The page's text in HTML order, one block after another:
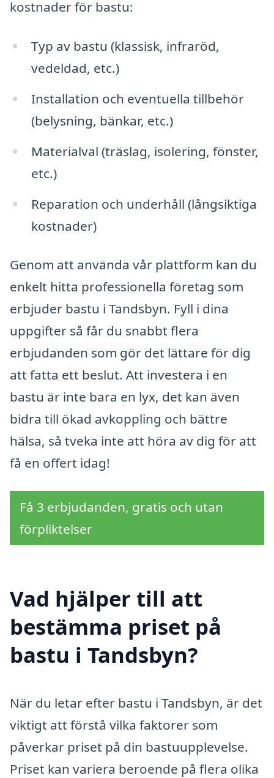
kostnader för bastu:
Typ av bastu (klassisk, infraröd,
vedeldad, etc.)
Installation och eventuella tillbehör
(belysning, bänkar, etc.)
Materialval (träslag, isolering, fönster,
etc.)
Reparation och underhåll (långsiktiga
kostnader)
Genom att använda vår plattform kan du
enkelt hitta professionella företag som
erbjuder bastu i Tandsbyn. Fyll i dina
uppgifter så får du snabbt flera
erbjudanden som gör det lättare för dig
att fatta ett beslut. Att investera i en
bastu är inte bara en lyx, det kan även
bidra till ökad avkoppling och bättre
hälsa, så tveka inte att höra av dig för att
få en offert idag!
Få 3 erbjudanden, gratis och utan
förpliktelser
Vad hjälper till att
bestämma priset på
bastu i Tandsbyn?
När du letar efter bastu i Tandsbyn, är det
viktigt att förstå vilka faktorer som
påverkar priset på din bastuupplevelse.
Priset kan variera beroende på flera olika